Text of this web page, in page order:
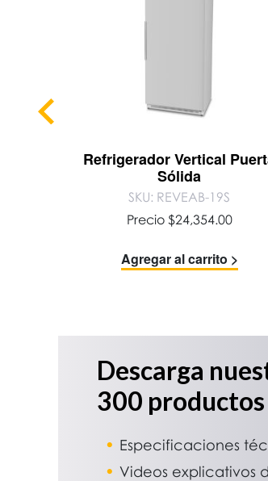
Refrigerador Vertical
Sólida
SKU: REVEAB-19S
Precio $24,354.00
Agregar al carrito >
Descarga
300 productos
Especificaciones
Videos explicativos